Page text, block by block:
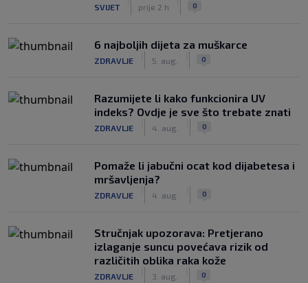
SVIJET prije 2 h 0
6 najboljih dijeta za muškarce
ZDRAVLJE 5. aug. 0
Razumijete li kako funkcionira UV
indeks? Ovdje je sve što trebate znati
ZDRAVLJE 4. aug. 0
Pomaže li jabučni ocat kod dijabetesa i
mršavljenja?
ZDRAVLJE 4. aug. 0
Stručnjak upozorava: Pretjerano
izlaganje suncu povećava rizik od
različitih oblika raka kože
ZDRAVLJE 3. aug. 0